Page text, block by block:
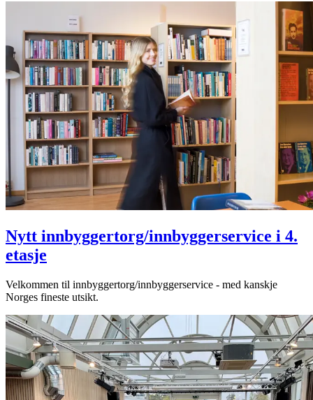
Nytt innbyggertorg/innbyggerservice i 4.
etasje
Velkommen til innbyggertorg/innbyggerservice - med kanskje
Norges fineste utsikt.